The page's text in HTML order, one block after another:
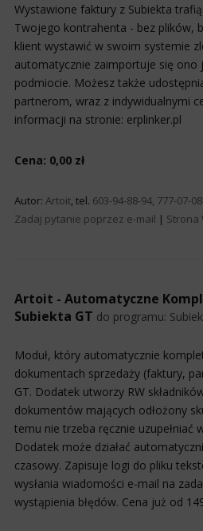
Wystawione faktury z Subiekta
Twojego kontrahenta - bez plików,
klient wystawić w swoim systemie
automatycznie zaimportuje się ono
podmiocie. Możesz także
partnerom, wraz z indywidualnymi
informacji na stronie: erplinker.pl
Cena: 0,00 zł
Autor: Artoit, tel. 603-94-88-94, 777-07-
Zadaj pytanie poprzez e-mail | Strona
Artoit - Automatyczne
Subiekta GT do programu:
Moduł, który automatycznie
dokumentach sprzedaży (faktury,
GT. Dodatek utworzy RW
dokumentów mających odłożony
temu nie trzeba ręcznie uzupełniać
Dodatek może działać
czasowy. Zapisuje logi do pliku
wysłania wiadomości e-mail na
wystąpienia błędów. Cena już od